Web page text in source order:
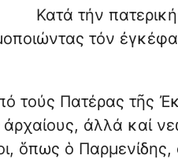
Κατά τήν
τόν
τούς Πατέρας τῆς
ἀλλά καί
ὅπως ὁ